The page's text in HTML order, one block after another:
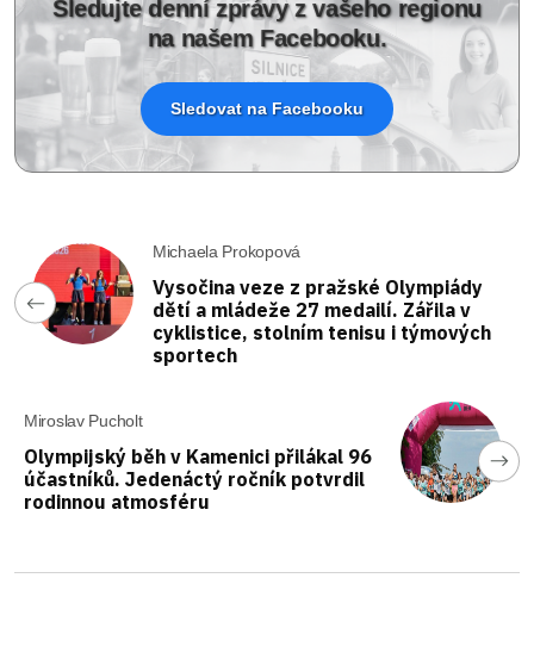
Sledujte denní zprávy z vašeho regionu
na našem Facebooku.
Sledovat na Facebooku
Michaela Prokopová
Vysočina veze z pražské Olympiády
dětí a mládeže 27 medailí. Zářila v
cyklistice, stolním tenisu i týmových
sportech
Miroslav Pucholt
Olympijský běh v Kamenici přilákal 96
účastníků. Jedenáctý ročník potvrdil
rodinnou atmosféru